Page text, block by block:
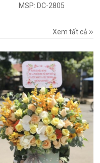
MSP: DC-2805
Xem tất cả